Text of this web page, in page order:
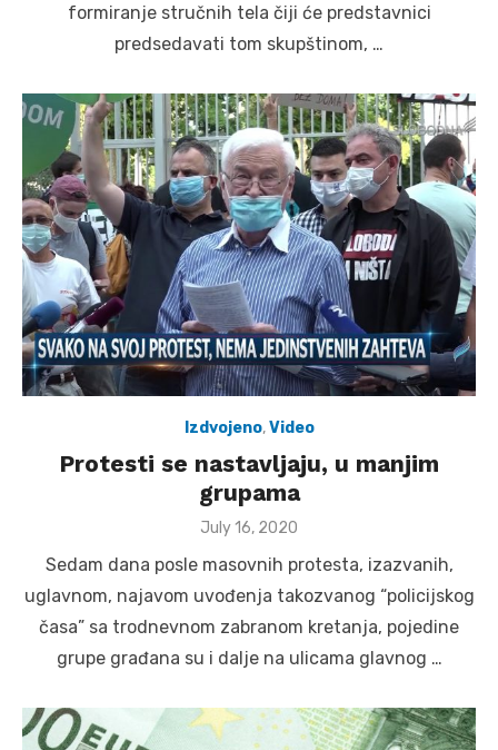
formiranje stručnih tela čiji će predstavnici
predsedavati tom skupštinom, …
Izdvojeno,Video
Protesti se nastavljaju, u manjim
grupama
Posted
July 16, 2020
Sedam dana posle masovnih protesta, izazvanih,
uglavnom, najavom uvođenja takozvanog “policijskog
časa” sa trodnevnom zabranom kretanja, pojedine
grupe građana su i dalje na ulicama glavnog …